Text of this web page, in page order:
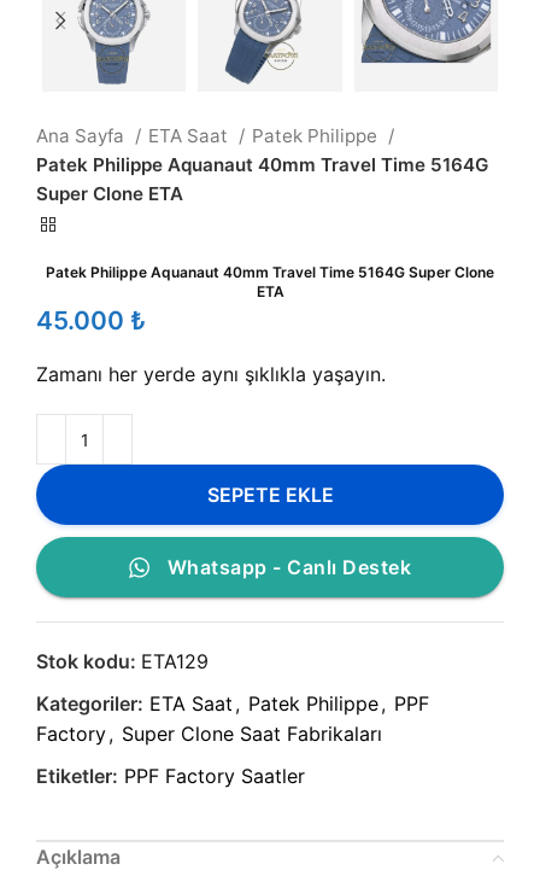
Ana Sayfa ETA Saat
Patek Philippe
Patek Philippe Aquanaut 40mm Travel Time 5164G
Super Clone ETA
Patek Philippe Aquanaut 40mm Travel Time 5164G Super Clone
ETA
₺
Zamanı her yerde aynı şıklıkla yaşayın.
SEPETE EKLE
Whatsapp - Canlı Destek
Stok kodu: ETA129
Kategoriler: ETA Saat , Patek Philippe, PPF
Factory, Super Clone Saat Fabrikaları
Etiketler: PPF Factory Saatler
Açıklama